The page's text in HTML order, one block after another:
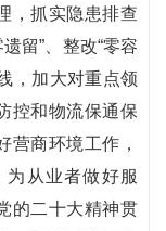
，抓实隐患排查
留”、整改“零容
，加大对重点领
控和物流保通保
营商环境工作，
从业者做好服
的二十大精神贯